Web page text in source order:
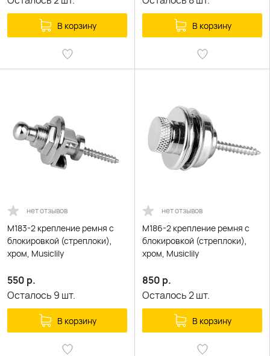
В корзину В корзину
нет отзывов
M183-2 крепление ремня с
блокировкой (стреплоки),
хром, Musiclily
550 р.
Осталось 9 шт.
В корзину
нет отзывов
M186-2 крепление ремня с
блокировкой (стреплоки),
хром, Musiclily
850 р.
Осталось2шт.
В корзину